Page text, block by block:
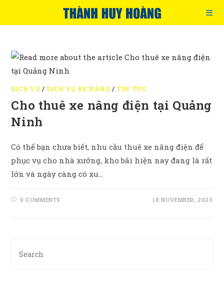
DỊCH VỤ / DỊCH VỤ XE NÂNG / TIN TỨC
Cho thuê xe nâng điện tại Quảng
Ninh
Có thể bạn chưa biết, nhu cầu thuê xe nâng điện để
phục vụ cho nhà xưởng, kho bãi hiện nay đang là rất
lớn và ngày càng có xu…
0 COMMENTS 18 NOVEMBER, 2023